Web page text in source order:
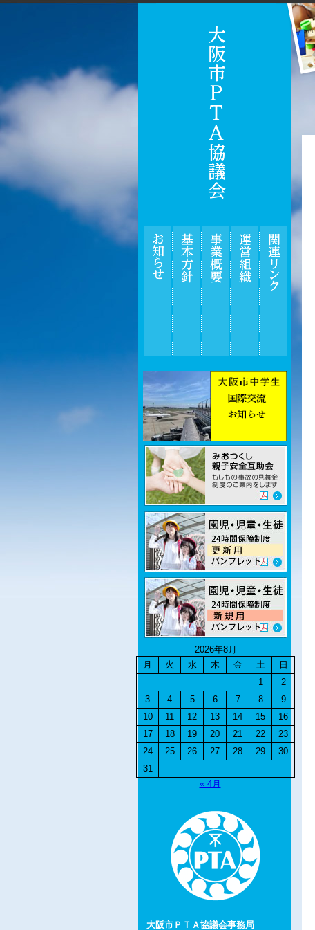
2026年8月
月
火 水 木 金 土
日
1
2
3
4 5 6 7 8
9
10
11 12 13 14 15
16
17
18 19 20 21 22
23
24
25 26 27 28 29
30
31
« 4月
大阪市ＰＴＡ協議会事務局